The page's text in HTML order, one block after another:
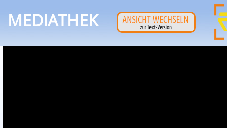
MEDIATHEK